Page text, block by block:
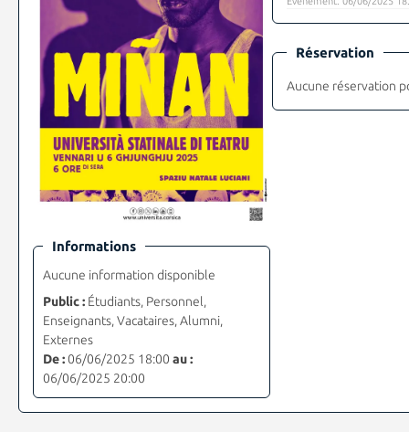
Informations
Aucune information disponible
Public :Étudiants, Personnel,
Enseignants, Vacataires, Alumni,
Externes
De :06/06/2025 18:00 au :
06/06/2025 20:00
Réservation
Aucune réservation